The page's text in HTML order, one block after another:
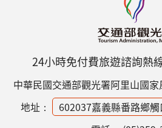
24小時免付費旅遊諮詢熱
中華民國交通部觀光署阿里山國
地址：
602037嘉義縣番路鄉